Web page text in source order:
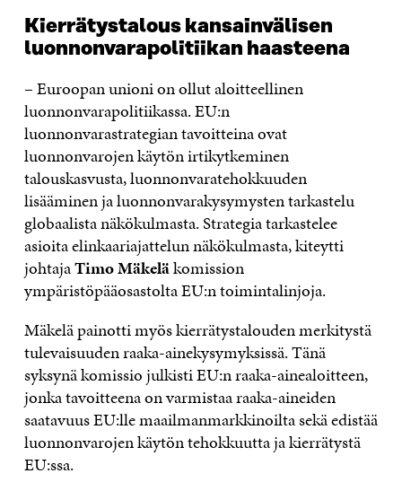
Kierrätystalous kansainvälisen
luonnonvarapolitiikan haasteena
– Euroopan unioni on ollut aloitteellinen
luonnonvarapolitiikassa. EU:n
luonnonvarastrategian tavoitteina ovat
luonnonvarojen käytön irtikytkeminen
talouskasvusta, luonnonvaratehokkuuden
lisääminen ja luonnonvarakysymysten tarkastelu
globaalista näkökulmasta. Strategia tarkastelee
asioita elinkaariajattelun näkökulmasta, kiteytti
johtajaTimo Mäkeläkomission
ympäristöpääosastolta EU:n toimintalinjoja.
Mäkelä painotti myös kierrätystalouden merkitystä
tulevaisuuden raaka-ainekysymyksissä. Tänä
syksynä komissio julkisti EU:n raaka-ainealoitteen,
jonka tavoitteena on varmistaa raaka-aineiden
saatavuus EU:lle maailmanmarkkinoilta sekä edistää
luonnonvarojen käytön tehokkuutta ja kierrätystä
EU:ssa.